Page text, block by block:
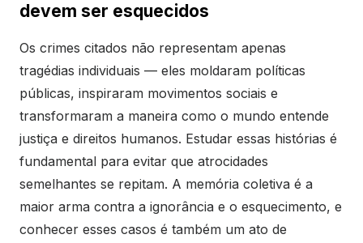
devem ser esquecidos
Os crimes citados não representam apenas
tragédias individuais — eles moldaram políticas
públicas, inspiraram movimentos sociais e
transformaram a maneira como o mundo entende
justiça e direitos humanos. Estudar essas histórias é
fundamental para evitar que atrocidades
semelhantes se repitam. A memória coletiva é a
maior arma contra a ignorância e o esquecimento, e
conhecer esses casos é também um ato de